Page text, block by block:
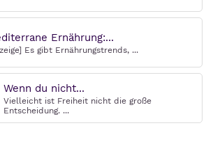
Ernährung:...
Es gibt Ernährungstrends, ...
Wenn du nicht...
Vielleicht ist Freiheit nicht die große
Entscheidung. ...